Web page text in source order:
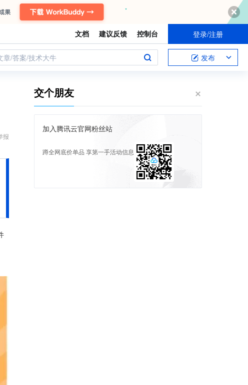
文档 建议反馈 控制台 登录/注册
章/答案/技术大牛 发布
报
交个朋友
加入腾讯云官网粉丝站
蹲全网底价单品 享第一手活动信息